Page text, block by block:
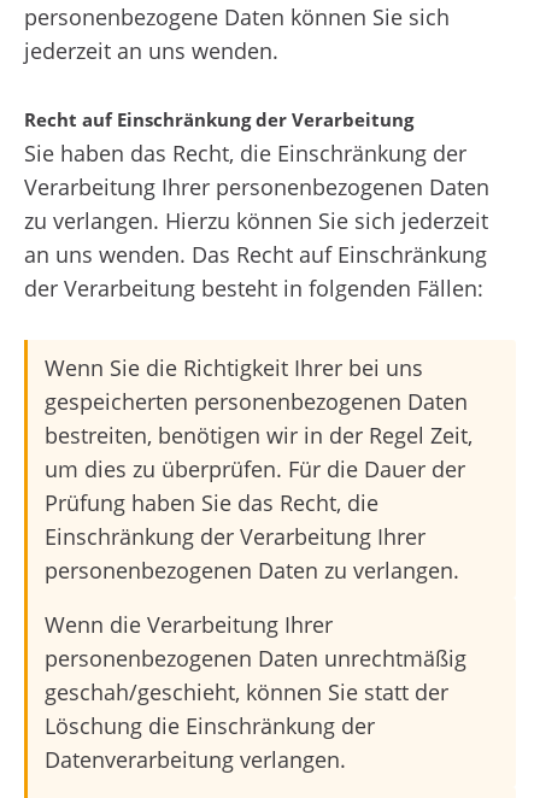
personenbezogene Daten können Sie sich
jederzeit an uns wenden.
Recht auf Einschränkung der Verarbeitung
Sie haben das Recht, die Einschränkung der
Verarbeitung Ihrer personenbezogenen Daten
zu verlangen. Hierzu können Sie sich jederzeit
an uns wenden. Das Recht auf Einschränkung
der Verarbeitung besteht in folgenden Fällen:
Wenn Sie die Richtigkeit Ihrer bei uns
gespeicherten personenbezogenen Daten
bestreiten, benötigen wir in der Regel Zeit,
um dies zu überprüfen. Für die Dauer der
Prüfung haben Sie das Recht, die
Einschränkung der Verarbeitung Ihrer
personenbezogenen Daten zu verlangen.
Wenn die Verarbeitung Ihrer
personenbezogenen Daten unrechtmäßig
geschah/geschieht, können Sie statt der
Löschung die Einschränkung der
Datenverarbeitung verlangen.